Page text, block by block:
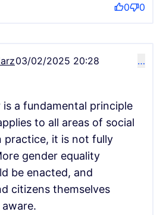
0 0
03/02/2025 20:28 …
is a fundamental principle
to all areas of social
practice, it is not fully
gender equality
be enacted, and
citizens themselves